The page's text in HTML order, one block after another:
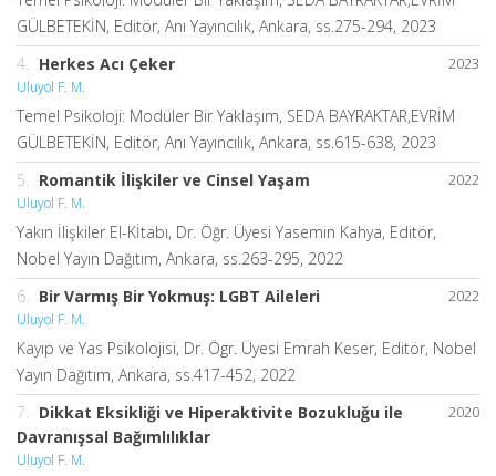
GÜLBETEKİN, Editör, Anı Yayıncılık, Ankara, ss.275-294, 2023
2023
4. Herkes Acı Çeker
Uluyol F. M.
Temel Psikoloji: Modüler Bir Yaklaşım, SEDA BAYRAKTAR,EVRİM
GÜLBETEKİN, Editör, Anı Yayıncılık, Ankara, ss.615-638, 2023
2022
5. Romantik İlişkiler ve Cinsel Yaşam
Uluyol F. M.
Yakın İlişkiler El-Kİtabı, Dr. Öğr. Üyesi Yasemin Kahya, Editör,
Nobel Yayın Dağıtım, Ankara, ss.263-295, 2022
2022
6. Bir Varmış Bir Yokmuş: LGBT Aileleri
Uluyol F. M.
Kayıp ve Yas Psikolojisi, Dr. Ögr. Üyesi Emrah Keser, Editör, Nobel
Yayın Dağıtım, Ankara, ss.417-452, 2022
2020
7.
Dikkat Eksikliği ve Hiperaktivite Bozukluğu ile
Davranışsal Bağımlılıklar
Uluyol F. M.